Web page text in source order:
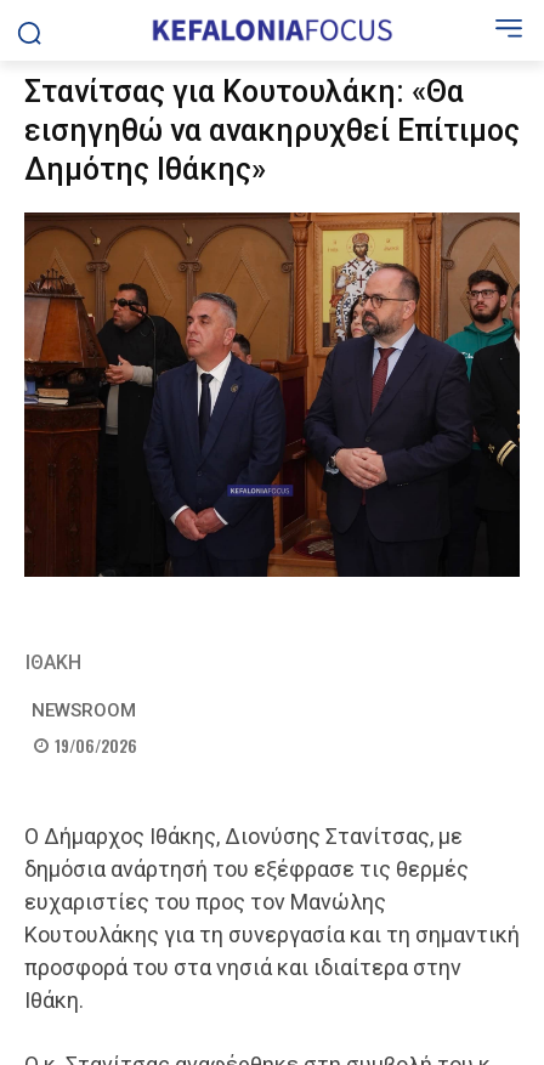
Στανίτσας για Κουτουλάκη: «Θα
εισηγηθώ να ανακηρυχθεί Επίτιμος
Δημότης Ιθάκης»
ΙΘΑΚΗ
NEWSROOM
19/06/2026
Ο Δήμαρχος Ιθάκης, Διονύσης Στανίτσας, με
δημόσια ανάρτησή του εξέφρασε τις θερμές
ευχαριστίες του προς τον Μανώλης
Κουτουλάκης για τη συνεργασία και τη σημαντική
προσφορά του στα νησιά και ιδιαίτερα στην
Ιθάκη.